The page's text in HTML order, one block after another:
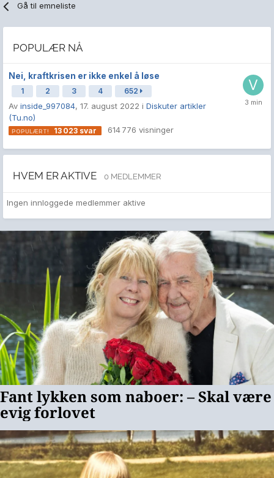
Gå til emneliste
POPULÆR NÅ
Nei, kraftkrisen er ikke enkel å løse
1 2 3 4 652
Av inside_997084, 17. august 2022 i Diskuter artikler
(Tu.no)
13 023 svar 614 776 visninger
HVEM ER AKTIVE 0 MEDLEMMER
Ingen innloggede medlemmer aktive